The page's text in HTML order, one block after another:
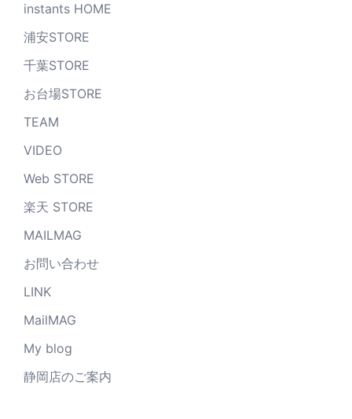
instants HOME
浦安STORE
千葉STORE
お台場STORE
TEAM
VIDEO
Web STORE
楽天 STORE
MAILMAG
お問い合わせ
LINK
MailMAG
My blog
静岡店のご案内